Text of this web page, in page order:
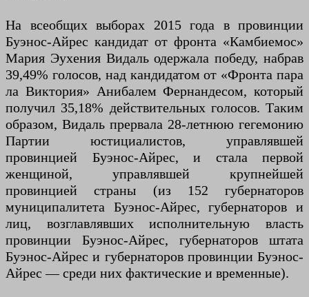
На всеобщих выборах 2015 года в провинции
Буэнос-Айрес кандидат от фронта «Камбиемос»
Мария Эухения Видаль одержала победу, набрав
39,49% голосов, над кандидатом от «Фронта пара
ла Виктория» Анибалем Фернандесом, который
получил 35,18% действительных голосов. Таким
образом, Видаль прервала 28-летнюю гегемонию
Партии юстициалистов, управлявшей
провинцией Буэнос-Айрес, и стала первой
женщиной, управлявшей крупнейшей
провинцией страны (из 152 губернаторов
муниципалитета Буэнос-Айрес, губернаторов и
лиц, возглавлявших исполнительную власть
провинции Буэнос-Айрес, губернаторов штата
Буэнос-Айрес и губернаторов провинции Буэнос-
Айрес — среди них фактические и временные).